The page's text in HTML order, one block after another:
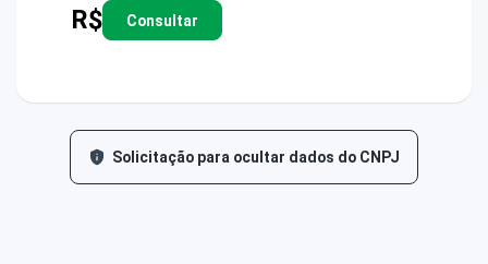
R$ Consultar
Solicitação para ocultar dados do CNPJ